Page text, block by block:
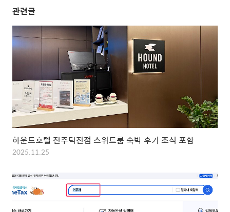
관련글
하운드호텔 전주덕진점 스위트룸 숙박 후기 조식 포함
2025.11.25